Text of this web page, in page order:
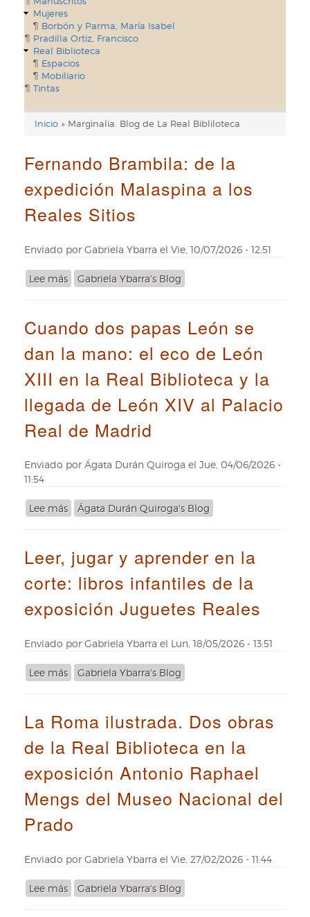
Mujeres
Borbón y Parma, María Isabel
Pradilla Ortiz, Francisco
Real Biblioteca
Espacios
Mobiliario
Tintas
Enlaces
de
ayuda
de
Inicio Marginalia. Blog de La Real Bibliloteca
Fernando Brambila: de la
expedición Malaspina a los
Reales Sitios
Enviado por Gabriela Ybarra el Vie, 10/07/2026 - 12:51
Lee mássobre
de
la
expedición
a
Reales
Sitios
Gabriela Ybarra's Blog
Cuando dos papas León se
dan la mano: el eco de León
XIII en la Real Biblioteca y la
llegada de León XIV al Palacio
Real de Madrid
Enviado por Ágata Durán Quiroga el Jue, 04/06/2026 -
11:54
Lee mássobre
papas
León
se
la
el
de
León
la
Real
Biblioteca
y
llegada
León
al
Real
Ágata Durán Quiroga's Blog
Leer, jugar y aprender en la
corte: libros infantiles de la
exposición Juguetes Reales
Enviado por Gabriela Ybarra el Lun, 18/05/2026 - 13:51
Lee mássobre
aprender
en
corte:
infantiles
la
Juguetes
Gabriela Ybarra's Blog
La Roma ilustrada. Dos obras
de la Real Biblioteca en la
exposición Antonio Raphael
Mengs del Museo Nacional del
Prado
Enviado por Gabriela Ybarra el Vie, 27/02/2026 - 11:44
Lee mássobre
Gabriela Ybarra's Blog